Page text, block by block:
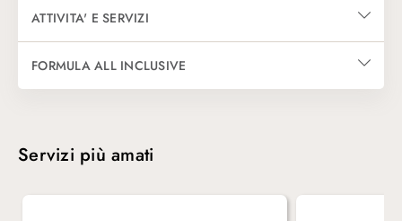
La scelta gastronomica viene offerta da un ristorante principale
Leggi Tutto
ATTIVITA' E SERVIZI
A disposizione degli ospiti ci sono: due piscine, piscina per
FORMULA ALL INCLUSIVE
• Colazione, pranzo e cena con servizio a buffet
• snack durante la giornata
Servizi più amati